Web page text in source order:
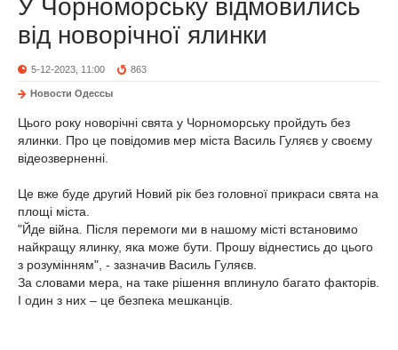
У Чорноморську відмовились
від новорічної ялинки
5-12-2023, 11:00 863
Новости Одессы
Цього року новорічні свята у Чорноморську пройдуть без
ялинки. Про це повідомив мер міста Василь Гуляєв у своєму
відеозверненні.
Це вже буде другий Новий рік без головної прикраси свята на
площі міста.
"Йде війна. Після перемоги ми в нашому місті встановимо
найкращу ялинку, яка може бути. Прошу віднестись до цього
з розумінням", - зазначив Василь Гуляєв.
За словами мера, на таке рішення вплинуло багато факторів.
І один з них – це безпека мешканців.